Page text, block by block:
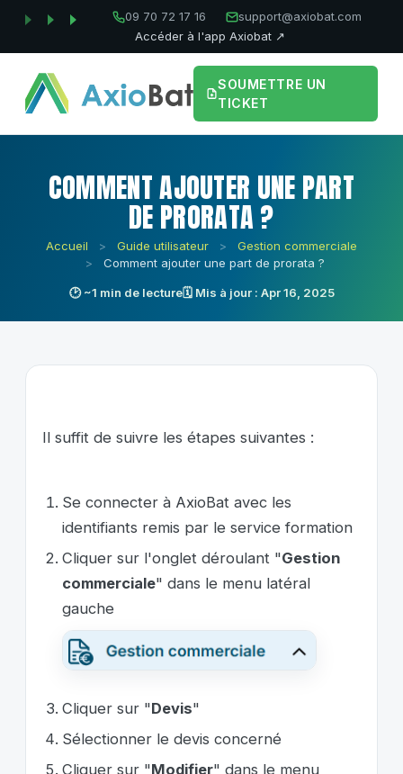
09 70 72 17 16
support@axiobat.com
Accéder à l'app Axiobat ↗
SOUMETTRE UN
TICKET
COMMENT AJOUTER UNE PART
DE PRORATA ?
Accueil > Guide utilisateur >
Gestion commerciale
>
Comment ajouter une part de prorata ?
🕑 ~1 min de lecture🗓 Mis à jour : Apr 16, 2025
Il suffit de suivre les étapes suivantes :
Se connecter à AxioBat avec les
identifiants remis par le service formation
Cliquer sur l'onglet déroulant "Gestion
commerciale" dans le menu latéral
gauche
Cliquer sur "Devis"
Sélectionner le devis concerné
Cliquer sur "Modifier" dans le menu